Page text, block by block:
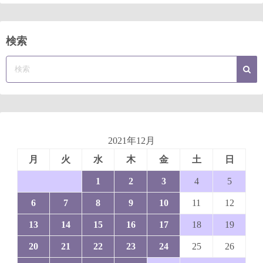
検索
2021年12月
月
火 水 木 金 土 日
1 2 3 4 5
6 7 8 9 10 11 12
13 14 15 16 17 18 19
20 21 22 23 24 25 26